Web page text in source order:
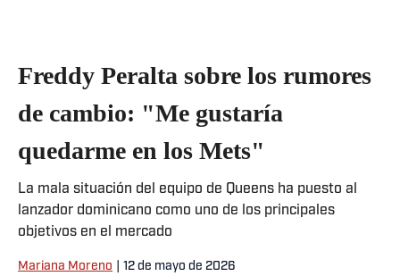
Freddy Peralta sobre los rumores
de cambio: "Me gustaría
quedarme en los Mets"
La mala situación del equipo de Queens ha puesto al
lanzador dominicano como uno de los principales
objetivos en el mercado
Mariana Moreno 12 de mayo de 2026